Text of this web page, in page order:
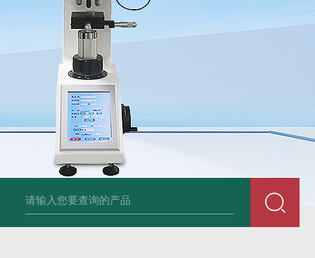
德国CS公司声学泄漏摄像机检测仪 德国美翠Metrel MI2088